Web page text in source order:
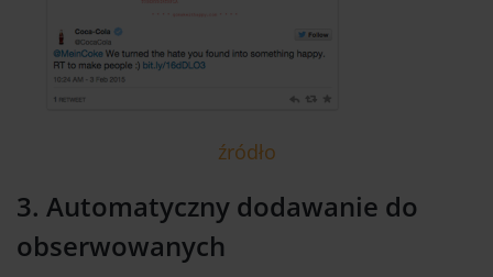
źródło
3. Automatyczny dodawanie do
obserwowanych